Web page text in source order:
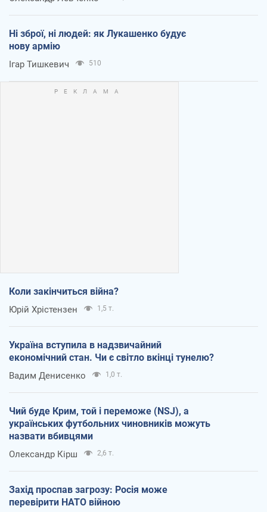
Ні зброї, ні людей: як Лукашенко будує
нову армію
Ігар Тишкевич 510
Коли закінчиться війна?
Юрій Хрістензен 1,5 т.
Україна вступила в надзвичайний
економічний стан. Чи є світло вкінці тунелю?
Вадим Денисенко 1,0 т.
Чий буде Крим, той і переможе (NSJ), а
українських футбольних чиновників можуть
назвати вбивцями
Олександр Кірш 2,6 т.
Захід проспав загрозу: Росія може
перевірити НАТО війною